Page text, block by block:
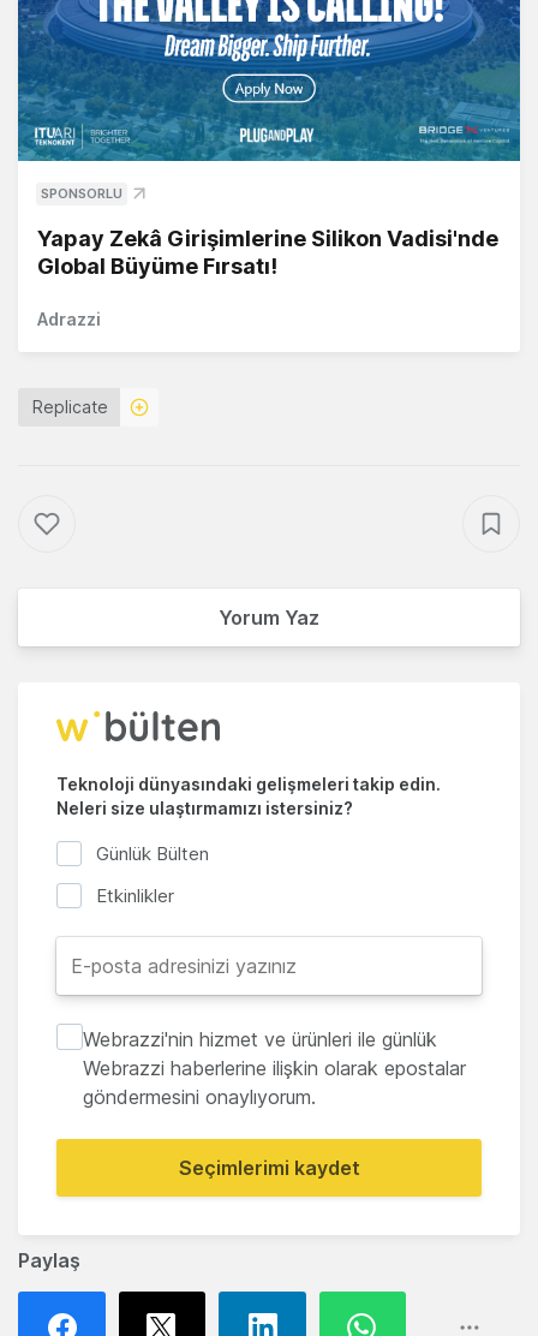
Paylaş
SPONSORLU
Yapay Zekâ Girişimlerine Silikon Vadisi'nde
Global Büyüme Fırsatı!
Adrazzi
Replicate
Yorum Yaz
Teknoloji dünyasındaki gelişmeleri takip edin.
Neleri size ulaştırmamızı istersiniz?
Günlük Bülten
Etkinlikler
Webrazzi'nin hizmet ve ürünleri ile günlük
Webrazzi haberlerine ilişkin olarak epostalar
göndermesini onaylıyorum.
Seçimlerimi kaydet